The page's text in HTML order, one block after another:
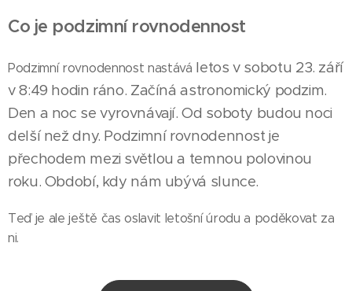
Co je podzimní rovnodennost
Podzimní rovnodennost nastává letos v sobotu 23. září
v 8:49 hodin ráno. Začíná astronomický podzim.
Den a noc se vyrovnávají. Od soboty budou noci
delší než dny. Podzimní rovnodennost je
přechodem mezi světlou a temnou polovinou
roku. Období, kdy nám ubývá slunce.
Teď je ale ještě čas oslavit letošní úrodu a poděkovat za
ni.